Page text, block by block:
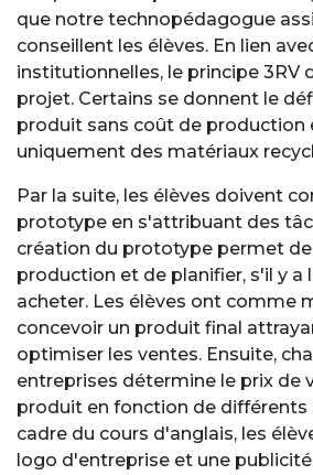
que notre technopédagogue
conseillent les élèves. En lien
institutionnelles, le principe 3RV
projet. Certains se donnent le
produit sans coût de production
uniquement des matériaux
Par la suite, les élèves doivent
prototype en s'attribuant des
création du prototype permet de
production et de planifier, s'il y a
acheter. Les élèves ont comme
concevoir un produit final
optimiser les ventes. Ensuite,
entreprises détermine le prix de
produit en fonction de différents
cadre du cours d'anglais, les
logo d'entreprise et une